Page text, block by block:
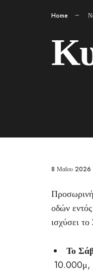
Home
8 Μαΐου 2026
οδών
ισχύσει το
Το
10.000μ,